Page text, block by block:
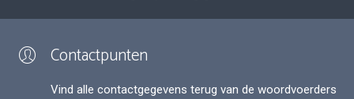
Contactpunten
Vind alle contactgegevens terug van de woordvoerders